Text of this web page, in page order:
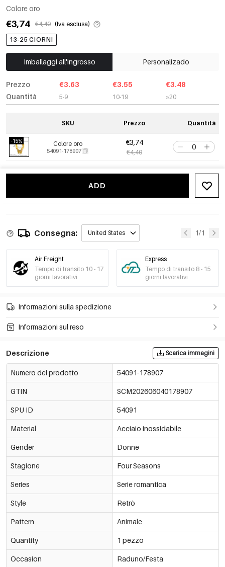
Colore oro
€3,74 €4,40 (Iva esclusa)
13-25 GIORNI
Imballaggi all'ingrosso Personalizado
Prezzo
Quantità
€3.63
5-9
€3.55
10-19
€3.48
≥20
SKU Prezzo Quantità
-15% Colore oro
54091-178907
€3,74
€4,40
ADD
Consegna: United States 1/1
Air Freight
Tempo di transito 10 - 17
giorni lavorativi
Express
Tempo di transito 8 - 15
giorni lavorativi
Informazioni sulla spedizione
Informazioni sul reso
Descrizione Scarica immagini
Numero del prodotto 54091-178907
GTIN SCM202606040178907
SPU ID 54091
Material Acciaio inossidabile
Gender Donne
Stagione Four Seasons
Series Serie romantica
Style Retrò
Pattern Animale
Quantity 1 pezzo
Occasion Raduno/Festa